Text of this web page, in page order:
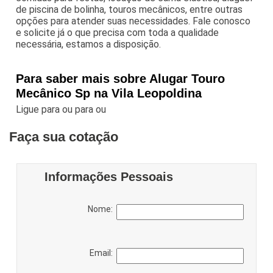
de piscina de bolinha, touros mecânicos, entre outras
opções para atender suas necessidades. Fale conosco
e solicite já o que precisa com toda a qualidade
necessária, estamos a disposição.
Para saber mais sobre Alugar Touro
Mecânico Sp na Vila Leopoldina
Ligue paraou paraou
Faça sua cotação
Informações Pessoais
Nome:
Email: